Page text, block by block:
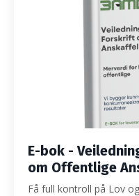
E-bok -
om Offentlige
Få full kontroll på Lov